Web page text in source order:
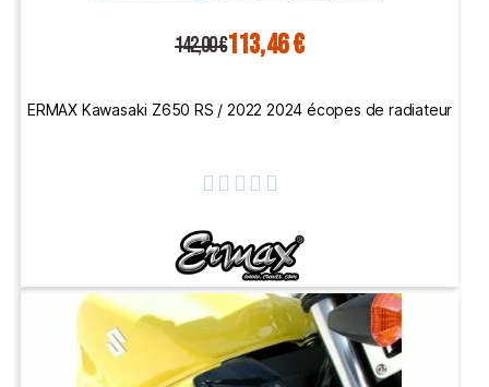
142,00 €113,46 €
ERMAX Kawasaki Z650 RS / 2022 2024 écopes de radiateur
    